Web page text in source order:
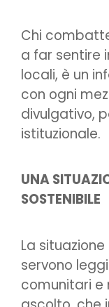
Chi
a far sentire
locali, è un
con ogni
divulgativo,
istituzionale.
UNA
SOSTENIBILE
La
servono
comunitari e